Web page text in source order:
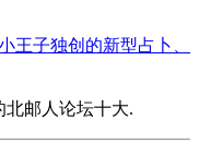
王子独创的新型占卜、
北邮人论坛十大.